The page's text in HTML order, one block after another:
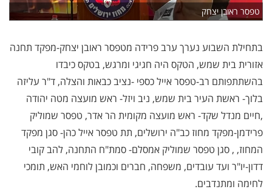
טפסר ראובן יצחק
בתחילת השבוע נערך ערב פרידה מטפסר ראובן יצחק-מפקד תחנה
אזורית בית שמש, הטקס היה חגיגי ומרגש, בטקס כיבדו
בהשתתפותם רב-טפסר אייל כספי -נציב כבאות והצלה, ד"ר עליזה
בלוך- ראשת העיר בית שמש, ניב ויזל- ראש מועצה מטה יהודה
,חיים מנדל שקד- ראש מועצה מקומית הר אדר, טפסר שמוליק
פרידמן-מפקד מחוז כב"ה ירושלים, תת טפסר אייל כהן- סגן מפקד
המחוז, , סגן טפסר שמוליק אמסלם- סמת"ח התחנה, להב קובי
דדון-יו"ר ועד עובדים, משפחה, חברים וכמובן לוחמי האש, תומכי
לחימה ומתנדבים.